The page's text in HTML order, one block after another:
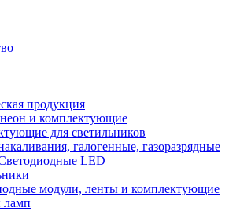
продукция
и комплектующие
для светильников
галогенные, газоразрядные
LED
модули, ленты и комплектующие
ламп